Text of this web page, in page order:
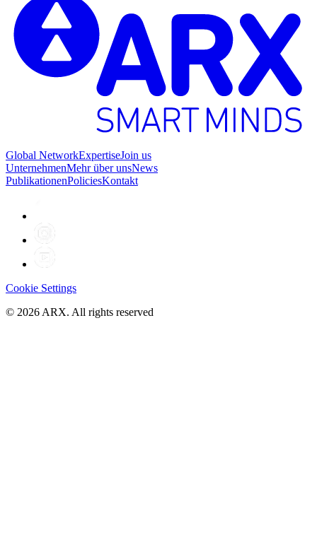
Global NetworkExpertiseJoin us
UnternehmenMehr über unsNews
PublikationenPoliciesKontakt
Cookie Settings
© 2026 ARX. All rights reserved